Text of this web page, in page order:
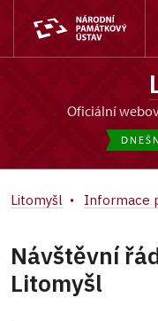
oficiální
Litomyšl Informace
Návštěvní
Litomyšl